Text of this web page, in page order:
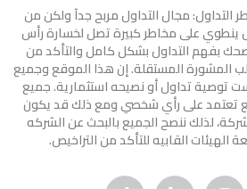
التداول: مجال التداول مربح جدآ ولكن من
ينطوي على مخاطر كبيرة تصل لخسارة رأس
بفهم التداول بشكل كامل والتأكد من
المشورة المستقلة. إن هذا الموقع وجميع
توصية تداول أو نصيحه استثمارية. جميع
تعتمد على رأي شخصي ومع ذلك قد يكون
لذلك ننصح الجميع بالبحث عن الشركه
القابيه للتأكد من التراخيص.